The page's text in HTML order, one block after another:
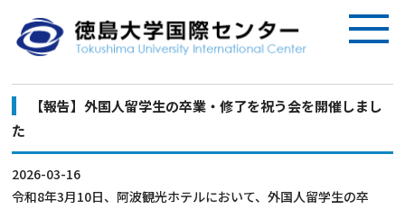
【報告】外国人留学生の卒業・修了を祝う会を開催しまし
た
2026-03-16
令和8年3月10日、阿波観光ホテルにおいて、外国人留学生の卒